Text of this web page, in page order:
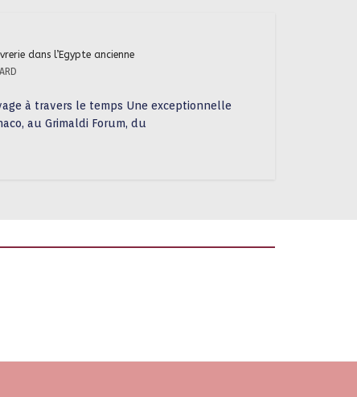
dans l’Egypte ancienne
à travers le temps Une exceptionnelle
au Grimaldi Forum, du